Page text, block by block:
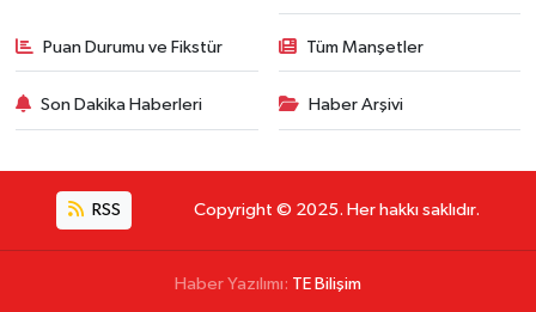
Puan Durumu ve Fikstür Tüm Manşetler
Son Dakika Haberleri Haber Arşivi
RSS Copyright © 2025. Her hakkı saklıdır.
Haber Yazılımı: TE Bilişim